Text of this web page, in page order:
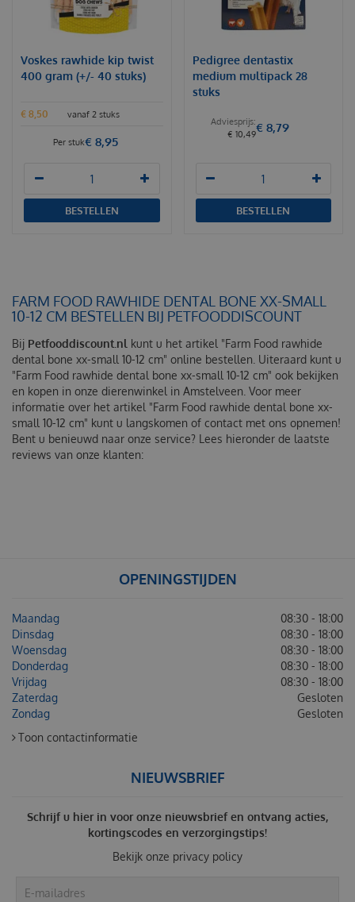
Voskes rawhide kip twist
400 gram (+/- 40 stuks)
vanaf 2 stuks
€ 8 50
€ 8,95
Per stuk
BESTELLEN
Pedigree dentastix
medium multipack 28
stuks
€ 10,49€ 8,79
BESTELLEN
FARM FOOD RAWHIDE DENTAL BONE XX-SMALL
10-12 CM BESTELLEN BIJ PETFOODDISCOUNT
Bij Petfooddiscount.nl kunt u het artikel "Farm Food rawhide
dental bone xx-small 10-12 cm" online bestellen. Uiteraard kunt u
"Farm Food rawhide dental bone xx-small 10-12 cm" ook bekijken
en kopen in onze dierenwinkel in Amstelveen. Voor meer
informatie over het artikel "Farm Food rawhide dental bone xx-
small 10-12 cm" kunt u langskomen of contact met ons opnemen!
Bent u benieuwd naar onze service? Lees hieronder de laatste
reviews van onze klanten:
OPENINGSTIJDEN
Maandag
08:30 - 18:00
Dinsdag
08:30 - 18:00
Woensdag
08:30 - 18:00
Donderdag
08:30 - 18:00
Vrijdag
08:30 - 18:00
Zaterdag
Gesloten
Zondag
Gesloten
Toon contactinformatie
NIEUWSBRIEF
Schrijf u hier in voor onze nieuwsbrief en ontvang acties,
kortingscodes en verzorgingstips!
Bekijk onze privacy policy